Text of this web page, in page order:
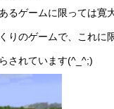
るゲームに限っては寛
りのゲームで、これに
されています(^_^;)